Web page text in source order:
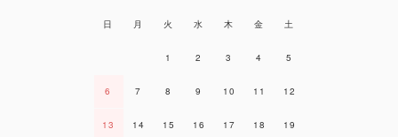
日 月 火 水 木 金 土
1 2 3 4 5
6 7 8 9 10 11 12
13 14 15 16 17 18 19